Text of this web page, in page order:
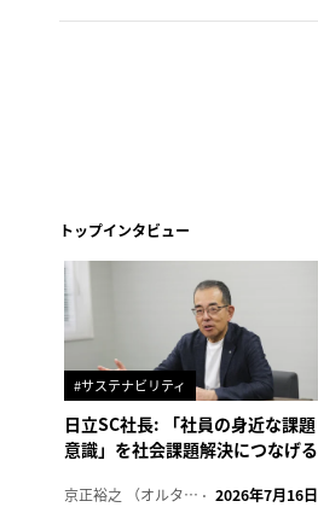
トップインタビュー
#サステナビリティ
日立SC社長: 「社員の身近な課題
意識」を社会課題解決につなげる
京正裕之 （オルタナ副編集長） 2026年7月16日